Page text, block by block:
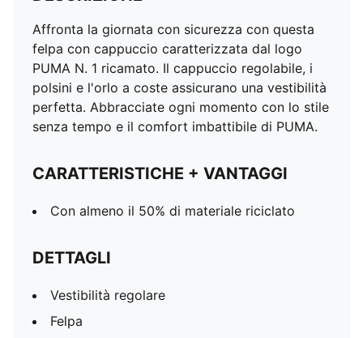
Affronta la giornata con sicurezza con questa
felpa con cappuccio caratterizzata dal logo
PUMA N. 1 ricamato. Il cappuccio regolabile, i
polsini e l'orlo a coste assicurano una vestibilità
perfetta. Abbracciate ogni momento con lo stile
senza tempo e il comfort imbattibile di PUMA.
CARATTERISTICHE + VANTAGGI
Con almeno il 50% di materiale riciclato
DETTAGLI
Vestibilità regolare
Felpa